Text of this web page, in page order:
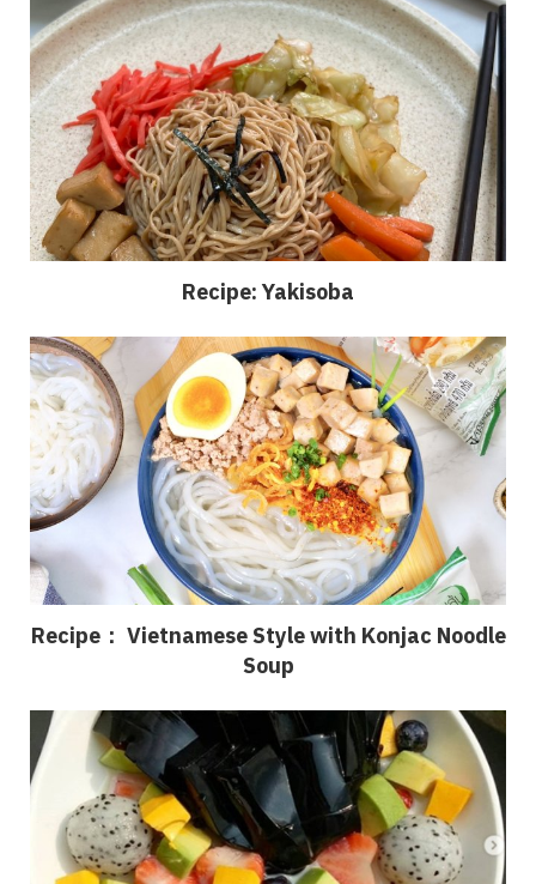
Recipe: Yakisoba
Recipe： Vietnamese Style with Konjac Noodle
Soup